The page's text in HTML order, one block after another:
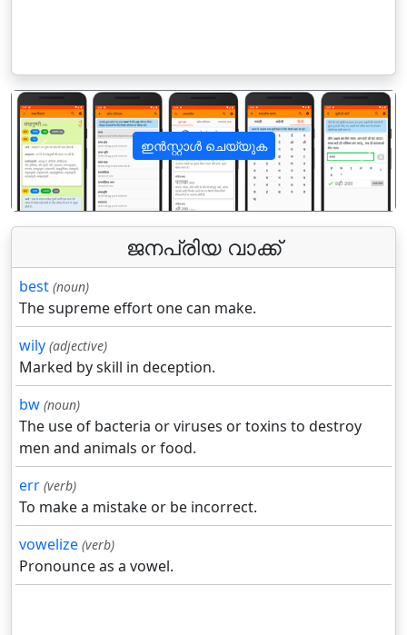
ഇൻസ്റ്റാൾ ചെയ്യുക
पिछला अगला
ജനപ്രിയ വാക്ക്
best (noun)
The supreme effort one can make.
wily (adjective)
Marked by skill in deception.
bw (noun)
The use of bacteria or viruses or toxins to destroy
men and animals or food.
err (verb)
To make a mistake or be incorrect.
vowelize (verb)
Pronounce as a vowel.